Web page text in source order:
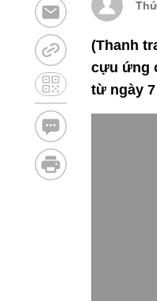
(Thanh
cựu ứng
từ ngày